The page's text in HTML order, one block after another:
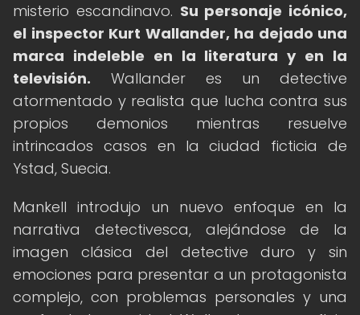
misterio escandinavo. Su personaje icónico,
el inspector Kurt Wallander, ha dejado una
marca indeleble en la literatura y en la
televisión. Wallander es un detective
atormentado y realista que lucha contra sus
propios demonios mientras resuelve
intrincados casos en la ciudad ficticia de
Ystad, Suecia.
Mankell introdujo un nuevo enfoque en la
narrativa detectivesca, alejándose de la
imagen clásica del detective duro y sin
emociones para presentar a un protagonista
complejo, con problemas personales y una